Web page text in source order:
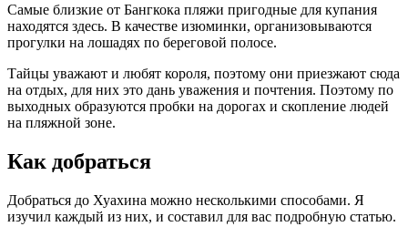
Самые близкие от Бангкока пляжи пригодные для купания
находятся здесь. В качестве изюминки, организовываются
прогулки на лошадях по береговой полосе.
Тайцы уважают и любят короля, поэтому они приезжают сюда
на отдых, для них это дань уважения и почтения. Поэтому по
выходных образуются пробки на дорогах и скопление людей
на пляжной зоне.
Как добраться
Добраться до Хуахина можно несколькими способами. Я
изучил каждый из них, и составил для вас подробную статью.